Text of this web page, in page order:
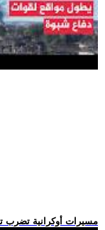
.. مسيرات أوكرانية